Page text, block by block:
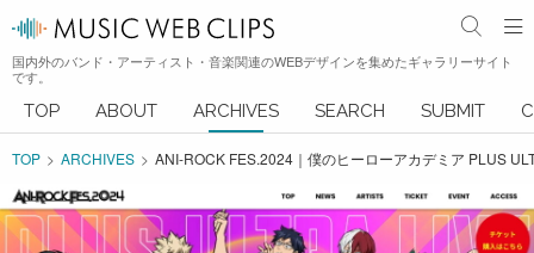
国内外のバンド・アーティスト・音楽関連のWEBデザインを集めたギャラリーサイト
です。
TOP ABOUT ARCHIVES SEARCH SUBMIT
TOP ARCHIVES ANI-ROCK FES.2024｜僕のヒーローアカデミア PLUS